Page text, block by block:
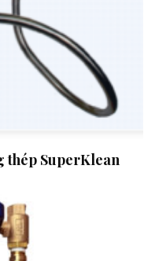
thép SuperKlean